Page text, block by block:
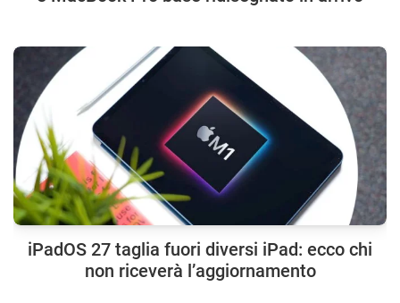
iPadOS 27 taglia fuori diversi iPad: ecco chi
non riceverà l’aggiornamento